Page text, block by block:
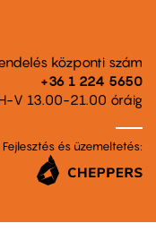
központi szám
+36 1 224 5650
V 13.00-21.00 óráig
Fejlesztés és üzemeltetés: